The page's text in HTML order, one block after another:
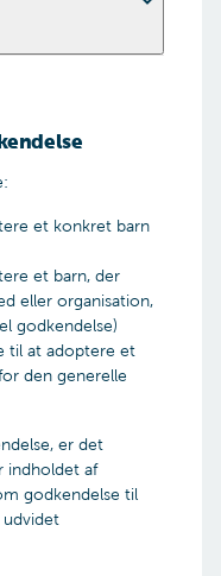
kriterier.
kursus, der
vurdere, om du
et konkret barn
et barn, der
eller organisation,
godkendelse)
til at adoptere et
den generelle
er det
indholdet af
godkendelse til
udvidet